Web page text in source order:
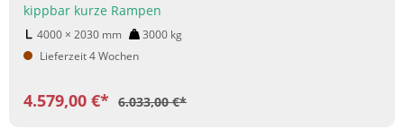
kippbar kurze Rampen
4000 × 2030 mm 3000 kg
Lieferzeit 4 Wochen
4.579,00 €* 6.033,00 €*